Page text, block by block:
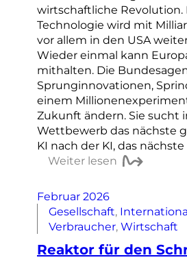
wirtschaftliche Revolution.
Technologie wird mit
vor allem in den USA
Wieder einmal kann
mithalten. Die
Sprunginnovationen,
einem
Zukunft ändern. Sie sucht
Wettbewerb das nächste
KI nach der KI, das nächste
Weiter lesen
Februar 2026
Gesellschaft,
Verbraucher, Wirtschaft
Reaktor für den